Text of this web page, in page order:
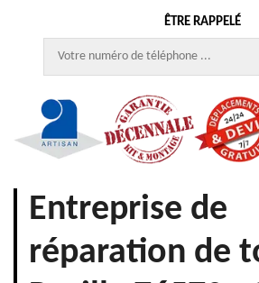
ÊTRE RAPPELÉ
Entreprise de
réparation de